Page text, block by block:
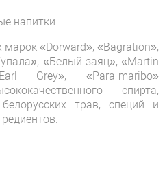
напитки.
«Dorward», «Bagration»,
«Белый заяц», «Martin
Grey», «Para-maribo»
спирта,
трав, специй и